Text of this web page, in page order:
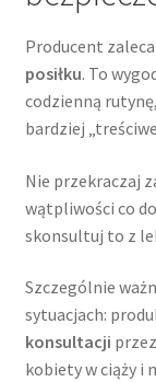
Producent
posiłku. To
codzienną
bardziej
Nie przekraczaj
wątpliwości co
skonsultuj to z
Szczególnie
sytuacjach:
konsultacji
kobiety w ciąży i